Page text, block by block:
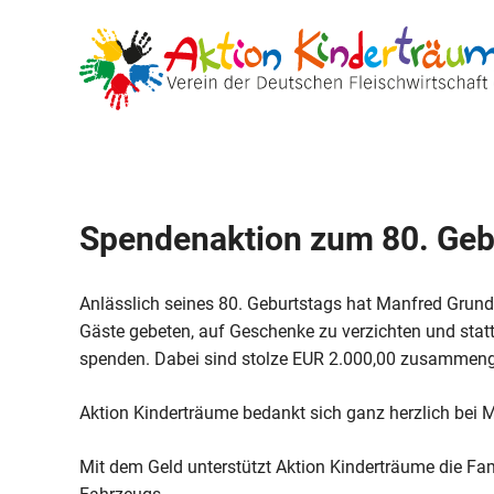
Spendenaktion zum 80.
Anlässlich seines 80. Geburtstags hat Manfred
Gäste gebeten, auf Geschenke zu verzichten und
spenden. Dabei sind stolze EUR 2.000,00
Aktion Kinderträume bedankt sich ganz herzlich bei
Mit dem Geld unterstützt Aktion Kinderträume die